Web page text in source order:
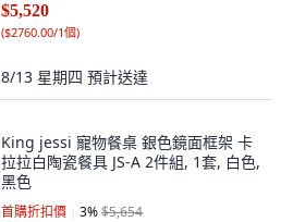
$5,520
($2760.00/1個)
8/13 星期四 預計送達
King jessi 寵物餐桌 銀色鏡面框架 卡
拉拉白陶瓷餐具 JS-A 2件組, 1套, 白色,
黑色
首購折扣價 3%$5,654